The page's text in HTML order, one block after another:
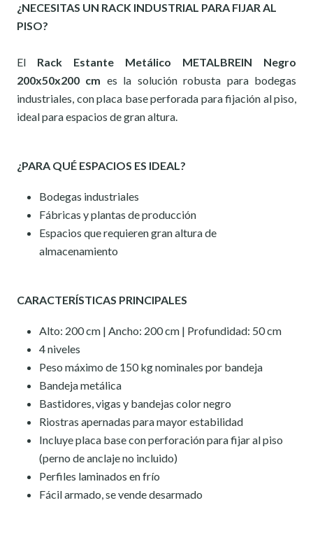
¿NECESITAS UN RACK INDUSTRIAL PARA FIJAR AL
PISO?
El Rack Estante Metálico METALBREIN Negro
200x50x200 cm es la solución robusta para bodegas
industriales, con placa base perforada para fijación al piso,
ideal para espacios de gran altura.
¿PARA QUÉ ESPACIOS ES IDEAL?
Bodegas industriales
Fábricas y plantas de producción
Espacios que requieren gran altura de
almacenamiento
CARACTERÍSTICAS PRINCIPALES
Alto: 200 cm | Ancho: 200 cm | Profundidad: 50 cm
4 niveles
Peso máximo de 150 kg nominales por bandeja
Bandeja metálica
Bastidores, vigas y bandejas color negro
Riostras apernadas para mayor estabilidad
Incluye placa base con perforación para fijar al piso
(perno de anclaje no incluido)
Perfiles laminados en frío
Fácil armado, se vende desarmado